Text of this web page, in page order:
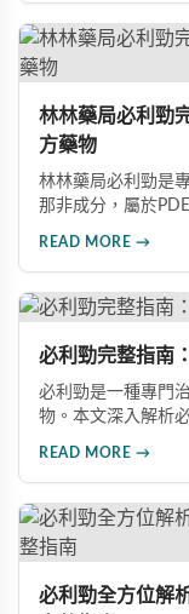
林林藥局必利勁
方藥物
林林藥局必利勁是
那非成分，屬於
READ MORE →
必利勁完整指南
必利勁是一種專門
物。本文深入解析
READ MORE →
必利勁全方位解